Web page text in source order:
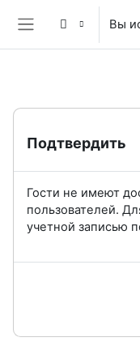
Перейти к основному
Боковая панель
Вы
Подтвердить
Гости не имеют
пользователей.
учетной записью